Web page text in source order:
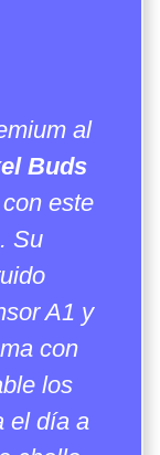
al
Buds
este
. Su
A1 y
con
los
el día a